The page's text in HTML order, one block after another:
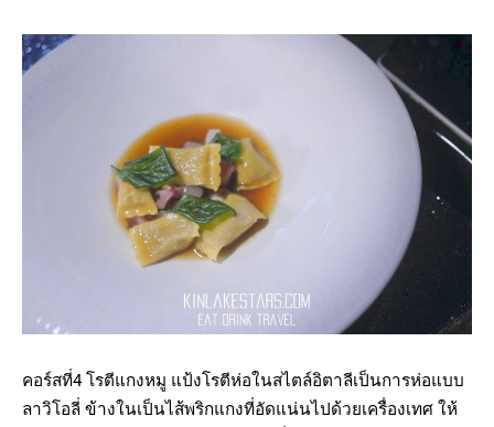
คอร์สที่4 โรตีแกงหมู แป้งโรตีห่อในสไตล์อิตาลีเป็นการห่อแบบ
ลาวิโอลี่ ข้างในเป็นไส้พริกแกงที่อัดแน่นไปด้วยเครื่องเทศ ให้